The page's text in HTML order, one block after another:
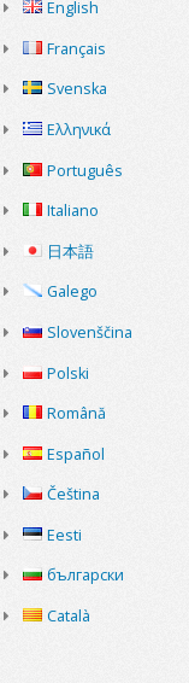
English
Français
Svenska
Ελληνικά
Português
Italiano
日本語
Galego
Slovenščina
Polski
Română
Español
Čeština
Eesti
български
Català